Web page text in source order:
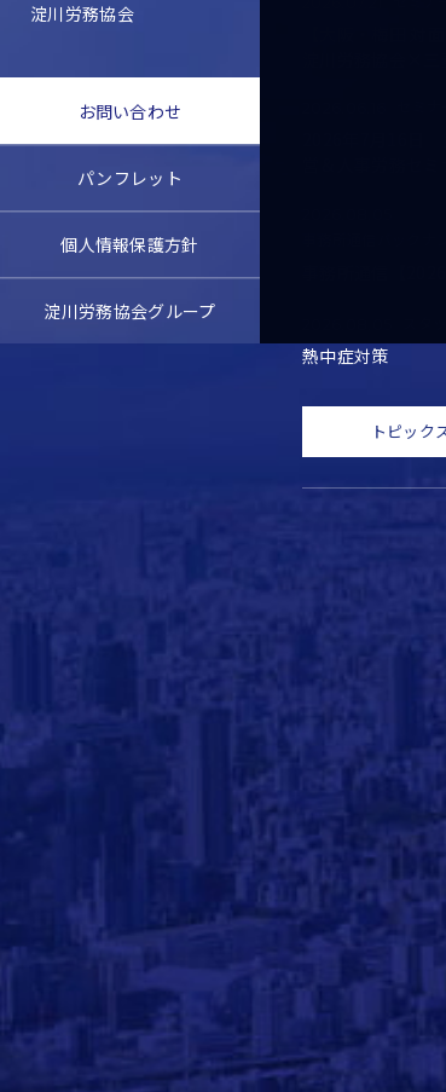
淀川労務協会
お問い合わせ
パンフレット
個人情報保護方針
淀川労務協会グループ
熱中症対策
トピック